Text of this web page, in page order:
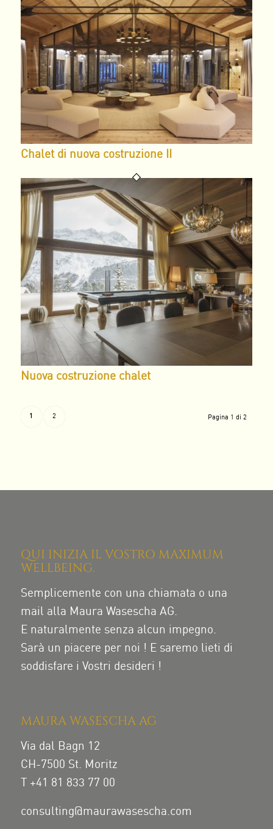
Chalet di nuova costruzione II
Nuova costruzione chalet
Pagina 1 di 2
1 2
QUI INIZIA IL VOSTRO MAXIMUM
WELLBEING.
Semplicemente con una chiamata o una
mail alla Maura Wasescha AG.
E naturalmente senza alcun impegno.
Sarà un piacere per noi ! E saremo lieti di
soddisfare i Vostri desideri !
MAURA WASESCHA AG
Via dal Bagn 12
CH-7500 St. Moritz
T +41 81 833 77 00
consulting@maurawasescha.com